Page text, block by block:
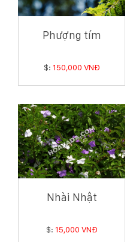
Phượng tím
$: 150,000 VNĐ
Nhài Nhật
$: 15,000 VNĐ